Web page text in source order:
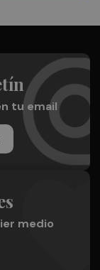
tu email
medio